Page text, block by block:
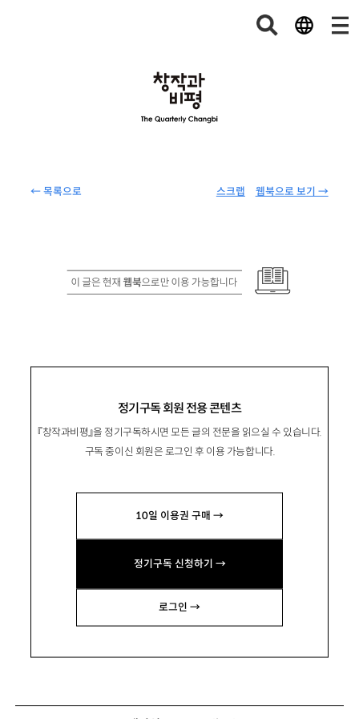
← 목록으로 웹북으로 보기 →
스크랩
정기구독 회원 전용 콘텐츠
『창작과비평』을 정기구독하시면 모든 글의 전문을 읽으실 수 있습니다.
구독 중이신 회원은 로그인 후 이용 가능합니다.
10일 이용권 구매 →
정기구독 신청하기 →
로그인 →